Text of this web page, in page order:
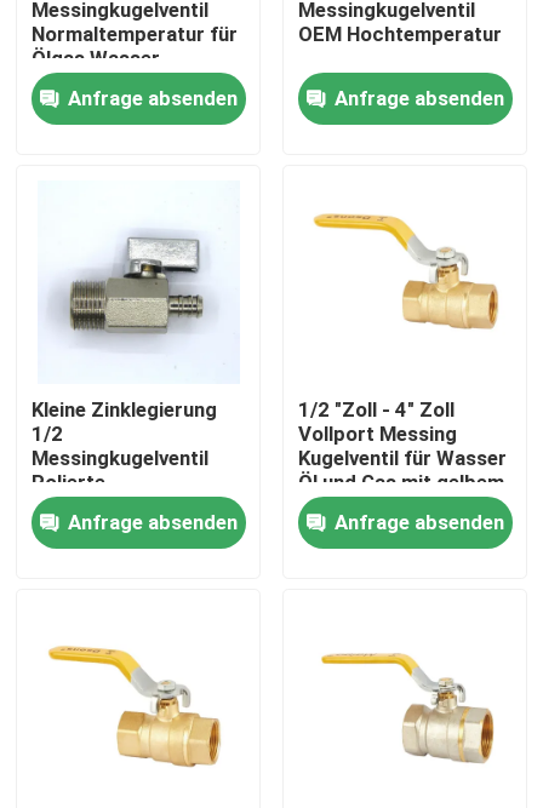
Haus
Über uns
Fabrik-Ausflug
Qualitätskontrolle
treten Sie mit uns in Verbindung
Messingbibcock-Ventil
Messingeckventil
Messingkugelventil
Normaltemperatur für
Ölgas Wasser
Anfrage absenden
Messingkugelventil
OEM Hochtemperatur
Anfrage absenden
Kleine Zinklegierung
1/2
Messingkugelventil
Polierte
Elektroplattierung
Wasserleitung
Anfrage absenden
1/2 "Zoll - 4" Zoll
Vollport Messing
Kugelventil für Wasser
Öl und Gas mit gelbem
Kunststoffgriffe
Anfrage absenden